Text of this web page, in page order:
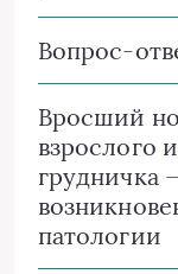
Вопрос-
Вросший
взрослого
грудничка
патологии